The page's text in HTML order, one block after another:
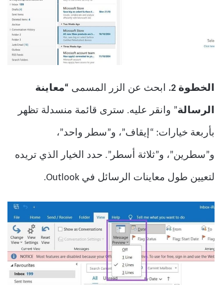
الخطوة 2. ابحث عن الزر المسمى “معاينة
الرسالة” وانقر عليه. سترى قائمة منسدلة تظهر
بأربعة خيارات: “إيقاف”، و”سطر واحد”،
و”سطرين”، و”ثلاثة أسطر”. حدد الخيار الذي تريده
لتعيين طول معاينات الرسائل في Outlook.